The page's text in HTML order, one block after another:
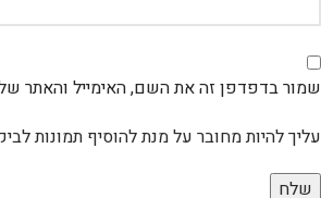
שמור בדפדפן זה את השם, האימייל והאתר
עליך להיות מחובר על מנת להוסיף תמונות